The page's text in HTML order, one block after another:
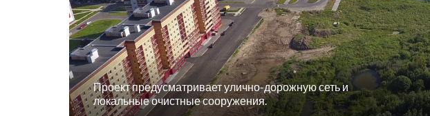
Проект предусматривает улично-дорожную сеть и
локальные очистные сооружения.